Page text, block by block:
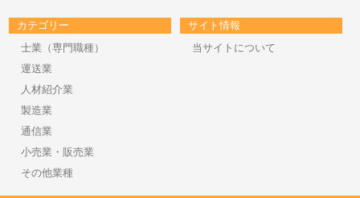
カテゴリー
士業（専門職種）
運送業
人材紹介業
製造業
通信業
小売業・販売業
その他業種
サイト情報
当サイトについて